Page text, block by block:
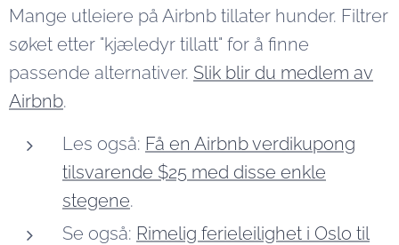
Mange utleiere på Airbnb tillater hunder. Filtrer
søket etter "kjæledyr tillatt" for å finne
passende alternativer. Slik blir du medlem av
Airbnb.
Les også: Få en Airbnb verdikupong
tilsvarende $25 med disse enkle
stegene.
Se også: Rimelig ferieleilighet i Oslo til